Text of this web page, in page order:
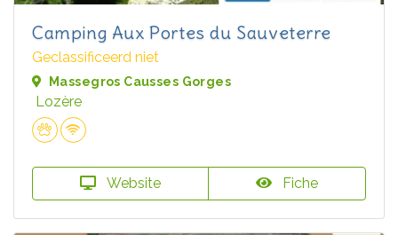
Camping Aux Portes du Sauveterre
Geclassificeerd niet
Massegros Causses Gorges
Lozère
Website Fiche